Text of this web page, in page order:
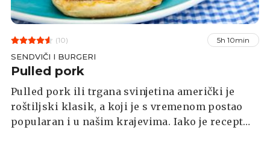
(10) 5h 10min
SENDVIČI I BURGERI
Pulled pork
Pulled pork ili trgana svinjetina američki je
roštiljski klasik, a koji je s vremenom postao
popularan i u našim krajevima. Iako je recept